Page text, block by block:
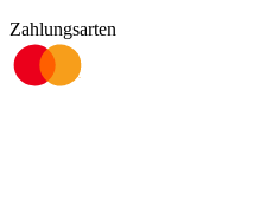
Zahlungsarten